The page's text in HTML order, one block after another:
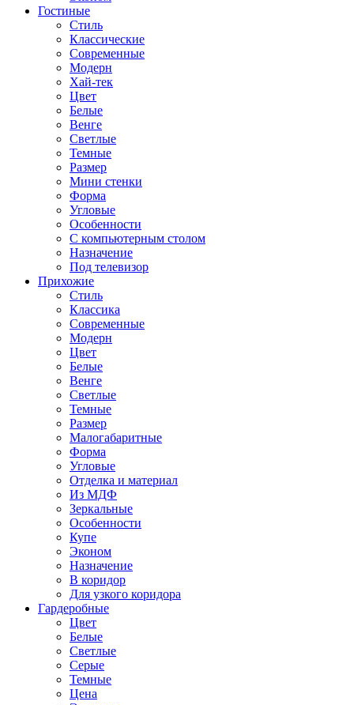
Гостиные
Стиль
Классические
Современные
Модерн
Хай-тек
Цвет
Белые
Венге
Светлые
Темные
Размер
Мини стенки
Форма
Угловые
Особенности
С компьютерным столом
Назначение
Под телевизор
Прихожие
Стиль
Классика
Современные
Модерн
Цвет
Белые
Венге
Светлые
Темные
Размер
Малогабаритные
Форма
Угловые
Отделка и материал
Из МДФ
Зеркальные
Особенности
Купе
Эконом
Назначение
В коридор
Для узкого коридора
Гардеробные
Цвет
Белые
Светлые
Серые
Темные
Цена